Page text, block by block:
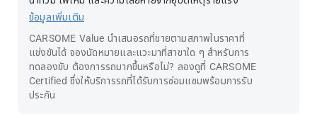
ข้อมูลเพิ่มเติม
CARSOME Value นำเสนอรถที่ขายตามสภาพในราคาที่
แข่งขันได้ จองนัดหมายและแวะมาที่สาขาใด ๆ สำหรับการ
ทดลองขับ ต้องการรถมากขึ้นหรือไม่? ลองดูที่ CARSOME
Certified ซึ่งให้บริการรถที่ได้รับการซ่อมแซมพร้อมการรับ
ประกัน